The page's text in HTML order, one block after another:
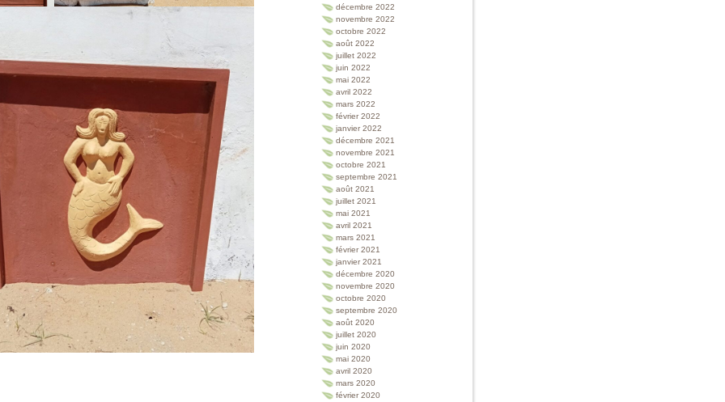
décembre 2022
novembre 2022
octobre 2022
août 2022
juillet 2022
juin 2022
mai 2022
avril 2022
mars 2022
février 2022
janvier 2022
décembre 2021
novembre 2021
octobre 2021
septembre 2021
août 2021
juillet 2021
mai 2021
avril 2021
mars 2021
février 2021
janvier 2021
décembre 2020
novembre 2020
octobre 2020
septembre 2020
août 2020
juillet 2020
juin 2020
mai 2020
avril 2020
mars 2020
février 2020